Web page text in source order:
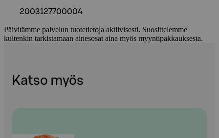
2003127700004
Päivitämme palvelun tuotetietoja aktiivisesti. Suosittelemme
kuitenkin tarkistamaan ainesosat aina myös myyntipakkauksesta.
Katso myös